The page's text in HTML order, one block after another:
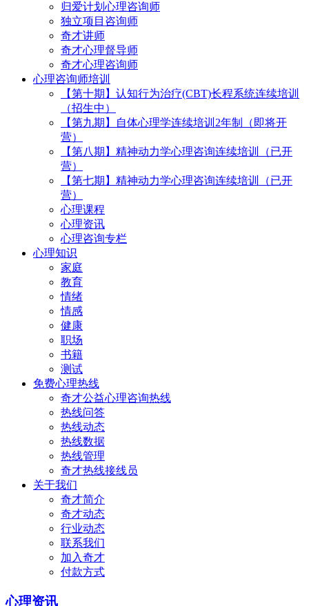
归爱计划心理咨询师
独立项目咨询师
奇才讲师
奇才心理督导师
奇才心理咨询师
心理咨询师培训
【第十期】认知行为治疗(CBT)长程系统连续培训
（招生中）
【第九期】自体心理学连续培训2年制（即将开
营）
【第八期】精神动力学心理咨询连续培训（已开
营）
【第七期】精神动力学心理咨询连续培训（已开
营）
心理课程
心理资讯
心理咨询专栏
心理知识
家庭
教育
情绪
情感
健康
职场
书籍
测试
免费心理热线
奇才公益心理咨询热线
热线问答
热线动态
热线数据
热线管理
奇才热线接线员
关于我们
奇才简介
奇才动态
行业动态
联系我们
加入奇才
付款方式
心理资讯